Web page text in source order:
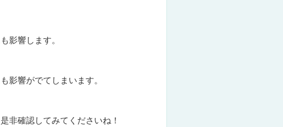
影響します。
影響がでてしまいます。
非確認してみてくださいね！